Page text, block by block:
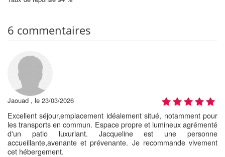
6 commentaires
Jaouad , le 23/03/2026
Excellent séjour,emplacement idéalement situé, notamment pour
les transports en commun. Espace propre et lumineux agrémenté
d'un patio luxuriant. Jacqueline est une personne
accueillante,avenante et prévenante. Je recommande vivement
cet hébergement.